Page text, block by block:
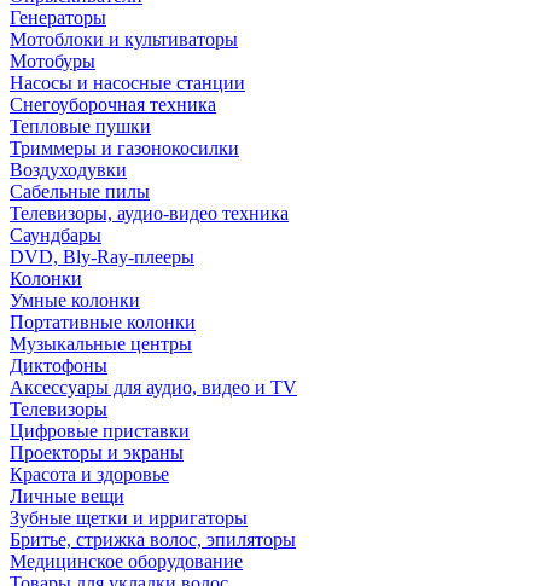
Генераторы
Мотоблоки и культиваторы
Мотобуры
Насосы и насосные станции
Снегоуборочная техника
Тепловые пушки
Триммеры и газонокосилки
Воздуходувки
Сабельные пилы
Телевизоры, аудио-видео техника
Саундбары
DVD, Bly-Ray-плееры
Колонки
Умные колонки
Портативные колонки
Музыкальные центры
Диктофоны
Аксессуары для аудио, видео и TV
Телевизоры
Цифровые приставки
Проекторы и экраны
Красота и здоровье
Личные вещи
Зубные щетки и ирригаторы
Бритье, стрижка волос, эпиляторы
Медицинское оборудование